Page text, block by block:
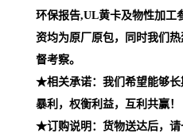
环保报告,UL黄卡及物性加工
资均为原厂原包，同时我们
督考察。
★相关承诺：我们希望能够
暴利，权衡利益，互利共赢！
★订购说明：货物送达后，